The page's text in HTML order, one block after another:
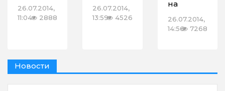
26.07.2014,
11:04
2888
26.07.2014,
13:59 4526
на
26.07.2014,
14:56 7268
Новости